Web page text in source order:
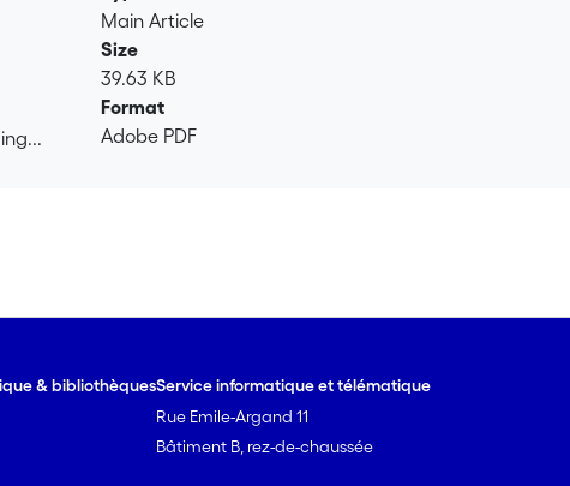
Main Article
Size
39.63 KB
Format
Adobe PDF
& bibliothèquesService informatique et télématique
Rue Emile-Argand 11
Bâtiment B, rez-de-chaussée